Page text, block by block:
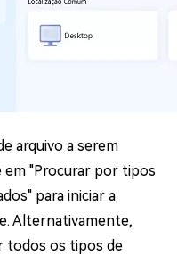
arquivo a serem
em "Procurar por tipos
para iniciar a
Alternativamente,
todos os tipos de